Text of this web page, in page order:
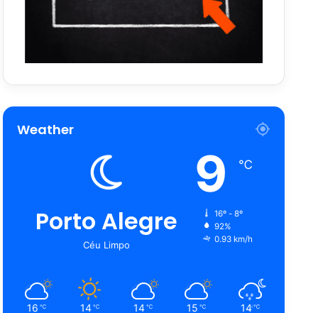
Weather
Porto Alegre
Céu Limpo
9 ℃
16º - 8º
92%
0.93 km/h
16 ℃ 14 ℃ 14 ℃ 15 ℃ 14 ℃